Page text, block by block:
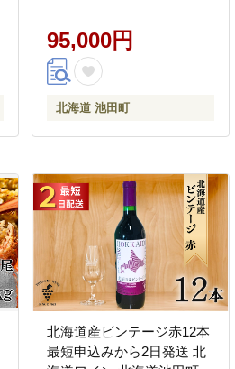
95,000円
北海道 池田町
北海道産ビンテージ赤12本
最短申込みから2日発送 北